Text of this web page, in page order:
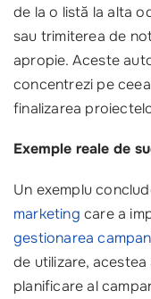
de la o listă la alta
sau trimiterea de
apropie. Aceste
concentrezi pe
finalizarea
Exemple reale de
Un exemplu
marketing care a
gestionarea
de utilizare,
planificare al